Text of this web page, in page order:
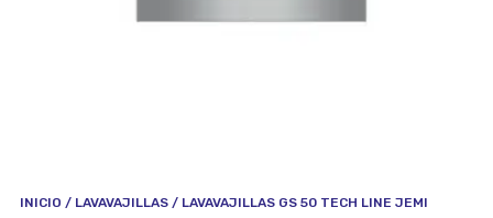
INICIO / LAVAVAJILLAS / LAVAVAJILLAS GS 50 TECH LINE JEMI